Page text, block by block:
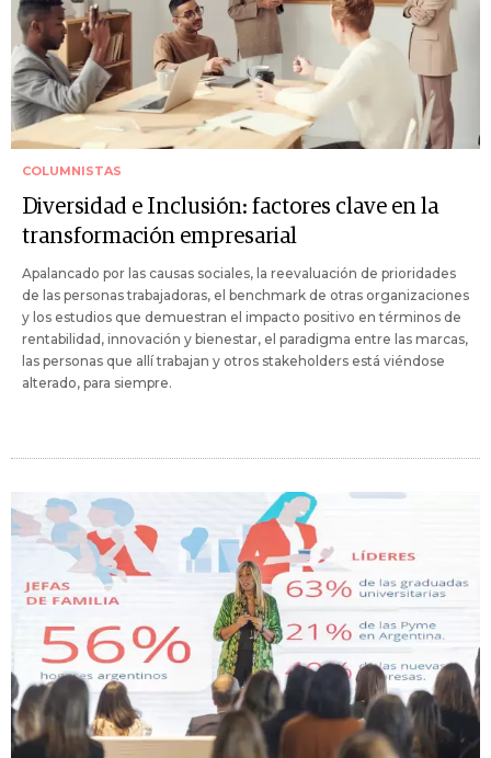
COLUMNISTAS
Diversidad e Inclusión: factores clave en la
transformación empresarial
Apalancado por las causas sociales, la reevaluación de prioridades
de las personas trabajadoras, el benchmark de otras organizaciones
y los estudios que demuestran el impacto positivo en términos de
rentabilidad, innovación y bienestar, el paradigma entre las marcas,
las personas que allí trabajan y otros stakeholders está viéndose
alterado, para siempre.